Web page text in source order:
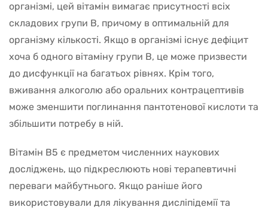
організмі, цей вітамін вимагає присутності всіх
складових групи В, причому в оптимальній для
організму кількості. Якщо в організмі існує дефіцит
хоча б одного вітаміну групи В, це може призвести
до дисфункції на багатьох рівнях. Крім того,
вживання алкоголю або оральних контрацептивів
може зменшити поглинання пантотенової кислоти та
збільшити потребу в ній.
Вітамін В5 є предметом численних наукових
досліджень, що підкреслюють нові терапевтичні
переваги майбутнього. Якщо раніше його
використовували для лікування дисліпідемії та